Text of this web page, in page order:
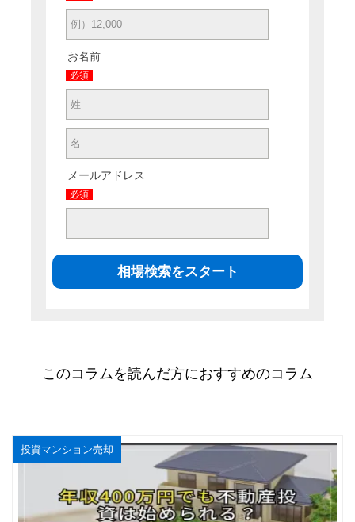
お名前
必須
メールアドレス
必須
このコラムを読んだ方におすすめのコラム
投資マンション売却